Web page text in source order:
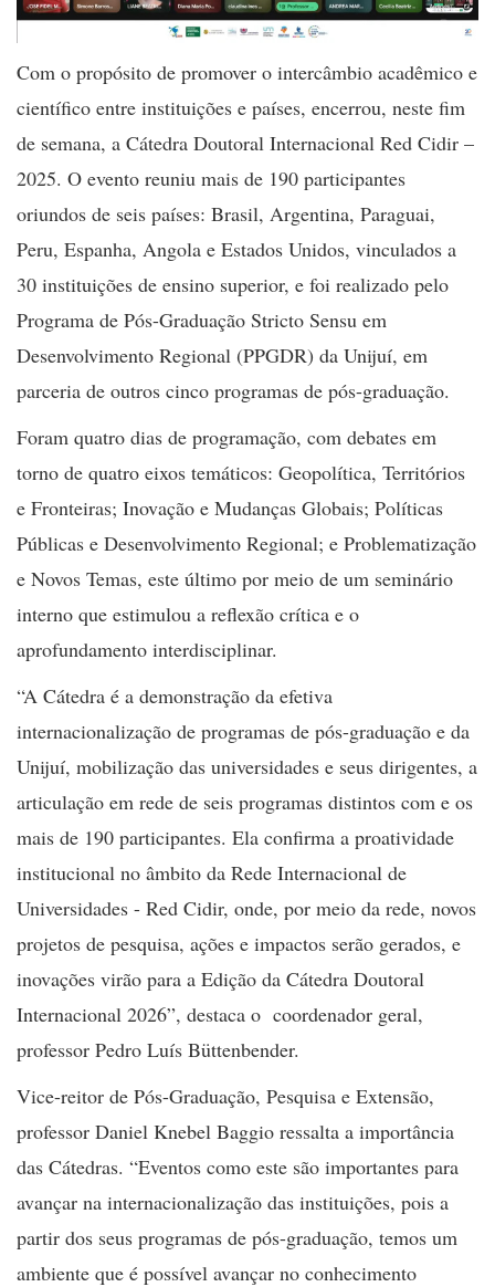
Com o propósito de promover o intercâmbio acadêmico e
científico entre instituições e países, encerrou, neste fim
de semana, a Cátedra Doutoral Internacional Red Cidir –
2025. O evento reuniu mais de 190 participantes
oriundos de seis países: Brasil, Argentina, Paraguai,
Peru, Espanha, Angola e Estados Unidos, vinculados a
30 instituições de ensino superior, e foi realizado pelo
Programa de Pós-Graduação Stricto Sensu em
Desenvolvimento Regional (PPGDR) da Unijuí, em
parceria de outros cinco programas de pós-graduação.
Foram quatro dias de programação, com debates em
torno de quatro eixos temáticos: Geopolítica, Territórios
e Fronteiras; Inovação e Mudanças Globais; Políticas
Públicas e Desenvolvimento Regional; e Problematização
e Novos Temas, este último por meio de um seminário
interno que estimulou a reflexão crítica e o
aprofundamento interdisciplinar.
“A Cátedra é a demonstração da efetiva
internacionalização de programas de pós-graduação e da
Unijuí, mobilização das universidades e seus dirigentes, a
articulação em rede de seis programas distintos com e os
mais de 190 participantes. Ela confirma a proatividade
institucional no âmbito da Rede Internacional de
Universidades - Red Cidir, onde, por meio da rede, novos
projetos de pesquisa, ações e impactos serão gerados, e
inovações virão para a Edição da Cátedra Doutoral
Internacional 2026”, destaca o coordenador geral,
professor Pedro Luís Büttenbender.
Vice-reitor de Pós-Graduação, Pesquisa e Extensão,
professor Daniel Knebel Baggio ressalta a importância
das Cátedras. “Eventos como este são importantes para
avançar na internacionalização das instituições, pois a
partir dos seus programas de pós-graduação, temos um
ambiente que é possível avançar no conhecimento